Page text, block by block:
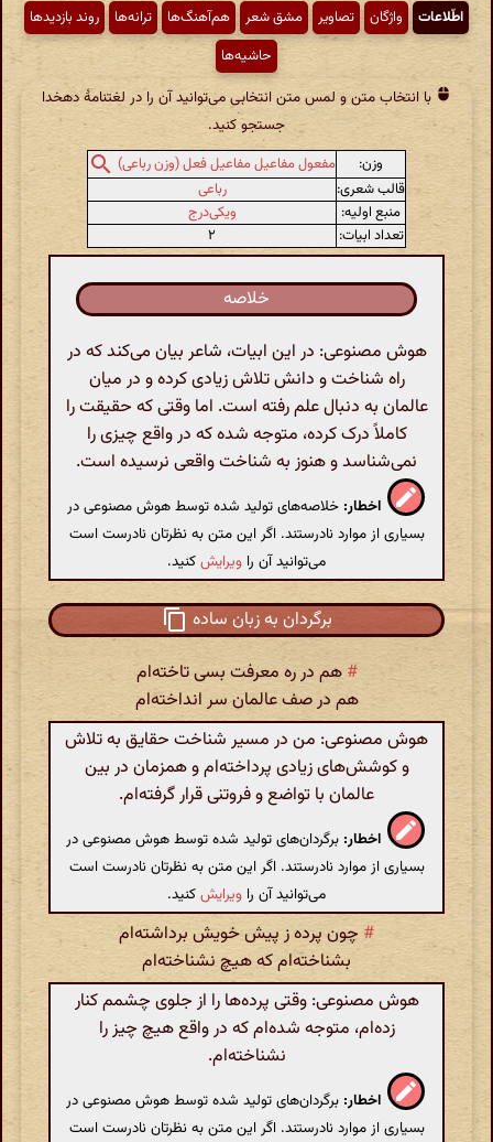
اطّلاعات واژگان تصاویر مشق شعر هم‌آهنگ‌ها ترانه‌ها
روند بازدیدها
حاشیه‌ها
با انتخاب متن و لمس متن انتخابی می‌توانید آن را در لغتنامهٔ دهخدا
جستجو کنید.
وزن:
مفعول مفاعیل مفاعیل فعل (وزن رباعی)
قالب شعری:
رباعی
منبع اولیه:
ویکی‌درج
تعداد ابیات:
۲
خلاصه
هوش مصنوعی: در این ابیات، شاعر بیان می‌کند که در
راه شناخت و دانش تلاش زیادی کرده و در میان
عالمان به دنبال علم رفته است. اما وقتی که حقیقت را
کاملاً درک کرده، متوجه شده که در واقع چیزی را
نمی‌شناسد و هنوز به شناخت واقعی نرسیده است.
اخطار: خلاصه‌های تولید شده توسط هوش مصنوعی در
بسیاری از موارد نادرستند. اگر این متن به نظرتان نادرست است
می‌توانید آن را ویرایشکنید.
برگردان به زبان ساده
# هم در ره معرفت بسی تاخته‌ام
هم در صف عالمان سر انداخته‌ام
هوش مصنوعی: من در مسیر شناخت حقایق به تلاش
و کوشش‌های زیادی پرداخته‌ام و همزمان در بین
عالمان با تواضع و فروتنی قرار گرفته‌ام.
اخطار: برگردان‌های تولید شده توسط هوش مصنوعی در
بسیاری از موارد نادرستند. اگر این متن به نظرتان نادرست است
می‌توانید آن را ویرایشکنید.
# چون پرده ز پیش خویش برداشته‌ام
بشناخته‌ام که هیچ نشناخته‌ام
هوش مصنوعی: وقتی پرده‌ها را از جلوی چشمم کنار
زده‌ام، متوجه شده‌ام که در واقع هیچ چیز را
نشناخته‌ام.
اخطار: برگردان‌های تولید شده توسط هوش مصنوعی در
بسیاری از موارد نادرستند. اگر این متن به نظرتان نادرست است